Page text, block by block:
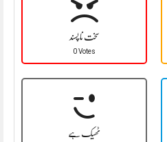
سخت نا پسند
0 Votes
ٹھیک ہے